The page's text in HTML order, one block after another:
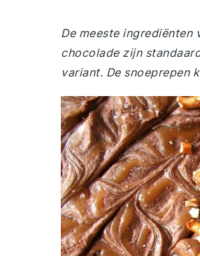
De meeste
chocolade zijn
variant. De snoeprepen